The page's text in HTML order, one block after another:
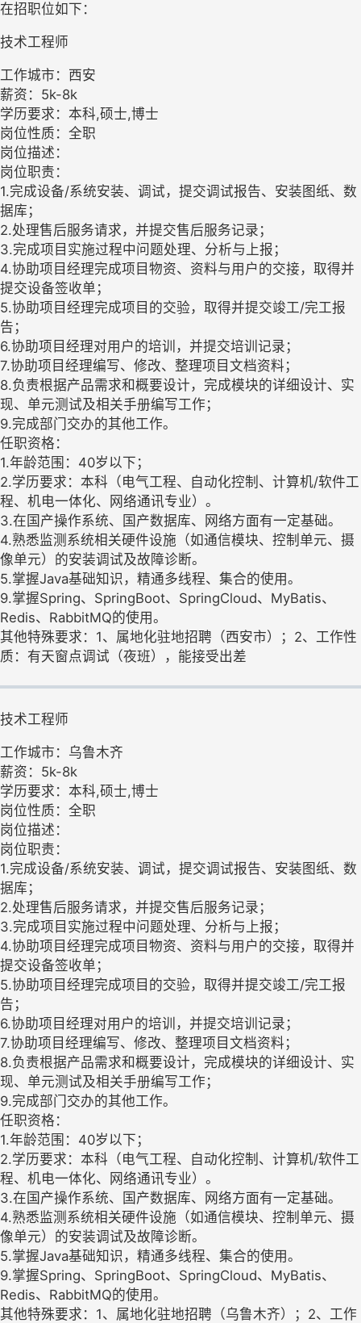
在招职位如下：
技术工程师
工作城市：西安
薪资：5k-8k
学历要求：本科,硕士,博士
岗位性质：全职
岗位描述：
岗位职责：
1.完成设备/系统安装、调试，提交调试报告、安装图纸、数
据库；
2.处理售后服务请求，并提交售后服务记录；
3.完成项目实施过程中问题处理、分析与上报；
4.协助项目经理完成项目物资、资料与用户的交接，取得并
提交设备签收单；
5.协助项目经理完成项目的交验，取得并提交竣工/完工报
告；
6.协助项目经理对用户的培训，并提交培训记录；
7.协助项目经理编写、修改、整理项目文档资料；
8.负责根据产品需求和概要设计，完成模块的详细设计、实
现、单元测试及相关手册编写工作；
9.完成部门交办的其他工作。
任职资格：
1.年龄范围：40岁以下；
2.学历要求：本科（电气工程、自动化控制、计算机/软件工
程、机电一体化、网络通讯专业）。
3.在国产操作系统、国产数据库、网络方面有一定基础。
4.熟悉监测系统相关硬件设施（如通信模块、控制单元、摄
像单元）的安装调试及故障诊断。
5.掌握Java基础知识，精通多线程、集合的使用。
9.掌握Spring、SpringBoot、SpringCloud、MyBatis、
Redis、RabbitMQ的使用。
其他特殊要求：1、属地化驻地招聘（西安市）；2、工作性
质：有天窗点调试（夜班），能接受出差
技术工程师
工作城市：乌鲁木齐
薪资：5k-8k
学历要求：本科,硕士,博士
岗位性质：全职
岗位描述：
岗位职责：
1.完成设备/系统安装、调试，提交调试报告、安装图纸、数
据库；
2.处理售后服务请求，并提交售后服务记录；
3.完成项目实施过程中问题处理、分析与上报；
4.协助项目经理完成项目物资、资料与用户的交接，取得并
提交设备签收单；
5.协助项目经理完成项目的交验，取得并提交竣工/完工报
告；
6.协助项目经理对用户的培训，并提交培训记录；
7.协助项目经理编写、修改、整理项目文档资料；
8.负责根据产品需求和概要设计，完成模块的详细设计、实
现、单元测试及相关手册编写工作；
9.完成部门交办的其他工作。
任职资格：
1.年龄范围：40岁以下；
2.学历要求：本科（电气工程、自动化控制、计算机/软件工
程、机电一体化、网络通讯专业）。
3.在国产操作系统、国产数据库、网络方面有一定基础。
4.熟悉监测系统相关硬件设施（如通信模块、控制单元、摄
像单元）的安装调试及故障诊断。
5.掌握Java基础知识，精通多线程、集合的使用。
9.掌握Spring、SpringBoot、SpringCloud、MyBatis、
Redis、RabbitMQ的使用。
其他特殊要求：1、属地化驻地招聘（乌鲁木齐）；2、工作